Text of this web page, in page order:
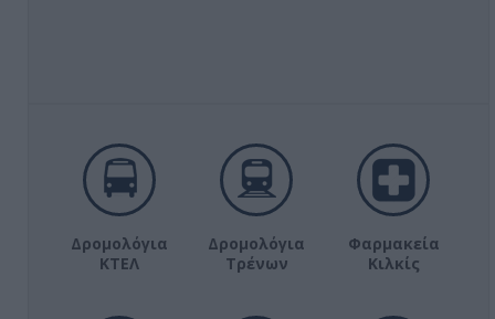
Δρομολόγια
ΚΤΕΛ
Δρομολόγια
Τρένων
Φαρμακεία
Κιλκίς